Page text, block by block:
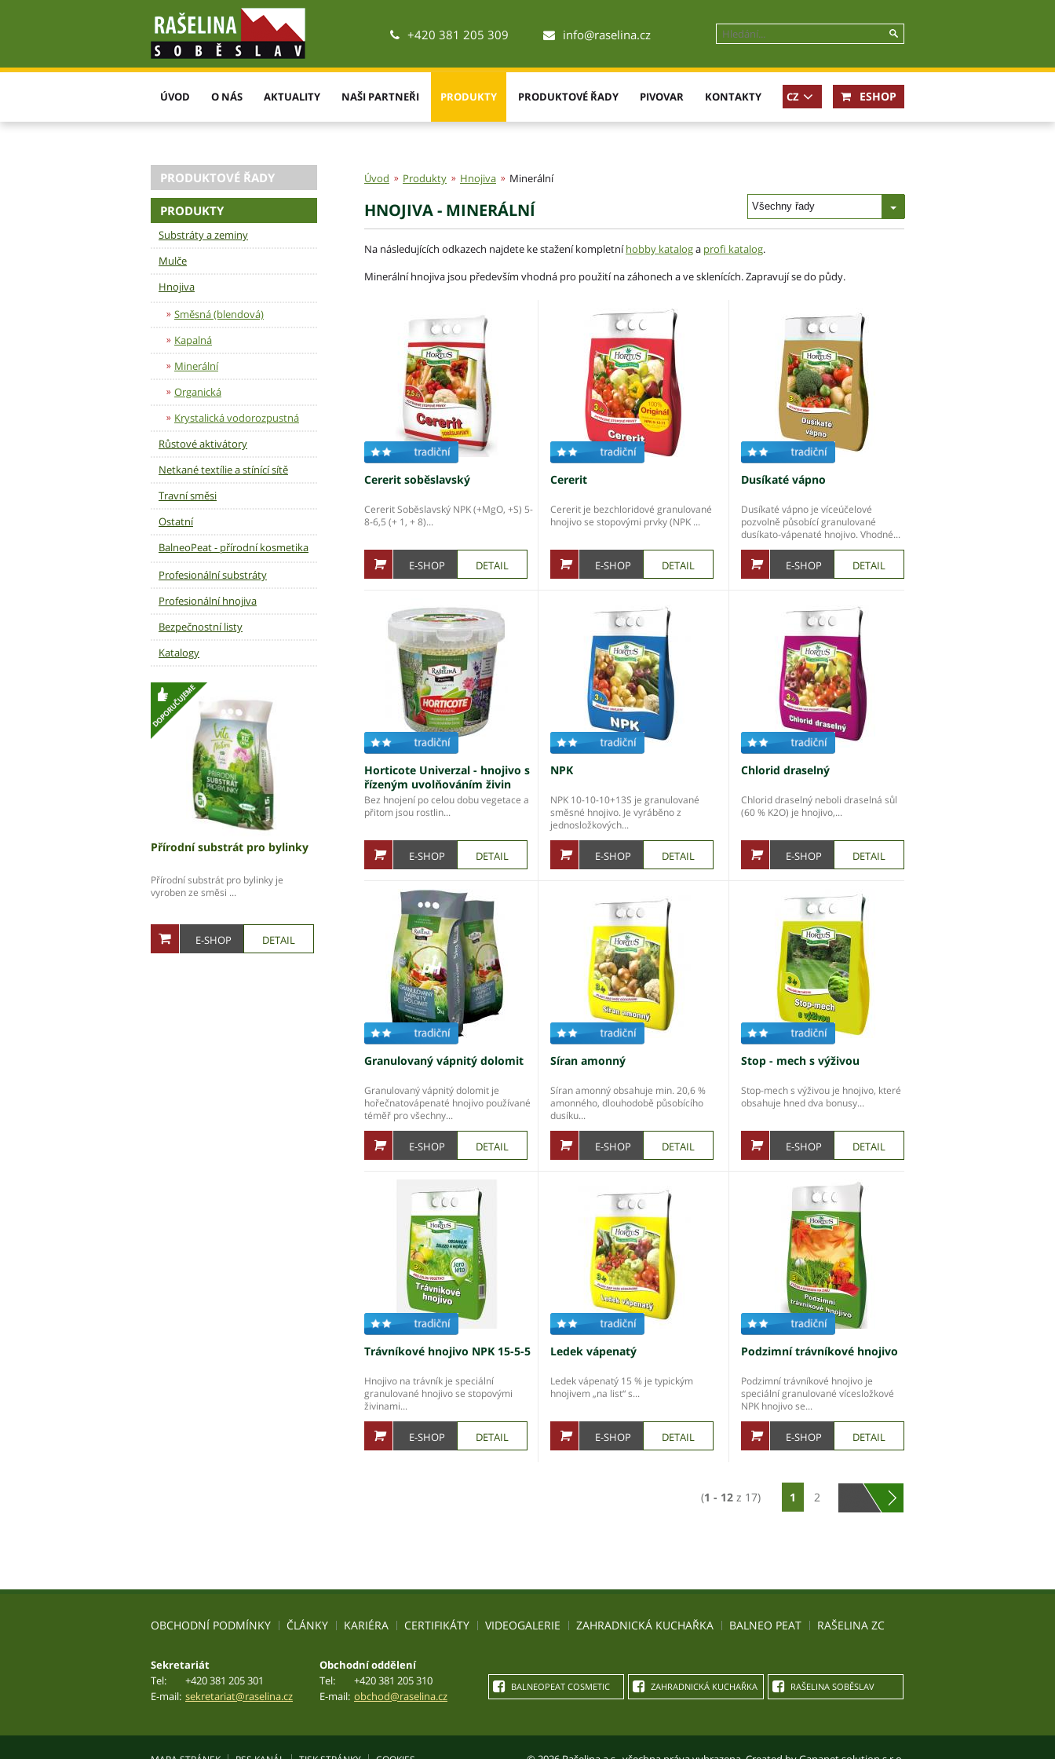
+420 381 205 309 info@raselina.cz
ÚVOD O NÁS AKTUALITY NAŠI PARTNEŘI PRODUKTY PRODUKTOVÉ ŘADY PIVOVAR KONTAKTY
CZ
EN
ESHOP
PRODUKTOVÉ ŘADY
PRODUKTY
Substráty a zeminy
Mulče
Hnojiva
Směsná (blendová)
Kapalná
Minerální
Organická
Krystalická vodorozpustná
Růstové aktivátory
Netkané textílie a stínící sítě
Travní směsi
Ostatní
BalneoPeat - přírodní kosmetika
Profesionální substráty
Profesionální hnojiva
Bezpečnostní listy
Katalogy
Přírodní substrát pro bylinky
Přírodní substrát pro bylinky je
vyroben ze směsi ...
E-SHOP DETAIL
Všechny řady
Úvod Produkty Hnojiva Minerální
HNOJIVA - MINERÁLNÍ
Na následujících odkazech najdete ke stažení kompletníhobby kataloga profi katalog.
Minerální hnojiva jsou především vhodná pro použití na záhonech a ve sklenících. Zapravují se do půdy.
Cererit soběslavský
Cererit Soběslavský NPK (+MgO, +S) 5-
8-6,5 (+ 1, + 8)...
E-SHOP DETAIL
Cererit
Cererit je bezchloridové granulované
hnojivo se stopovými prvky (NPK ...
E-SHOP DETAIL
Dusíkaté vápno
Dusíkaté vápno je víceúčelové
pozvolně působící granulované
dusíkato-vápenaté hnojivo. Vhodné...
E-SHOP DETAIL
Horticote Univerzal - hnojivo s
řízeným uvolňováním živin
Bez hnojení po celou dobu vegetace a
přitom jsou rostlin...
E-SHOP DETAIL
NPK
NPK 10-10-10+13S je granulované
směsné hnojivo. Je vyráběno z
jednosložkových...
E-SHOP DETAIL
Chlorid draselný
Chlorid draselný neboli draselná sůl
(60 % K2O) je hnojivo,...
E-SHOP DETAIL
Granulovaný vápnitý dolomit
Granulovaný vápnitý dolomit je
hořečnatovápenaté hnojivo používané
téměř pro všechny...
E-SHOP DETAIL
Síran amonný
Síran amonný obsahuje min. 20,6 %
amonného, dlouhodobě působícího
dusíku...
E-SHOP DETAIL
Stop - mech s výživou
Stop-mech s výživou je hnojivo, které
obsahuje hned dva bonusy...
E-SHOP DETAIL
Trávníkové hnojivo NPK 15-5-5
Hnojivo na trávník je speciální
granulované hnojivo se stopovými
živinami...
E-SHOP DETAIL
Ledek vápenatý
Ledek vápenatý 15 % je typickým
hnojivem „na list“ s...
E-SHOP DETAIL
Podzimní trávníkové hnojivo
Podzimní trávníkové hnojivo je
speciální granulované vícesložkové
NPK hnojivo se...
E-SHOP DETAIL
(1 - 12 z 17) 1 2
OBCHODNÍ PODMÍNKY ČLÁNKY KARIÉRA CERTIFIKÁTY VIDEOGALERIE ZAHRADNICKÁ KUCHAŘKA BALNEO PEAT RAŠELINA ZC
Sekretariát
Tel:
+420 381 205 301
E-mail: sekretariat@raselina.cz
Obchodní oddělení
Tel:
+420 381 205 310
E-mail: obchod@raselina.cz
BALNEOPEAT COSMETIC ZAHRADNICKÁ KUCHAŘKA RAŠELINA SOBĚSLAV